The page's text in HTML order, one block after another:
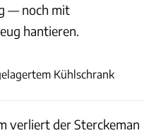
— noch mit
hantieren.
Kühlschrank
verliert der Sterckeman